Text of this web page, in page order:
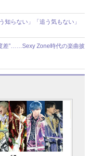
らない」「追う気もない」
差”……Sexy Zone時代の楽曲披